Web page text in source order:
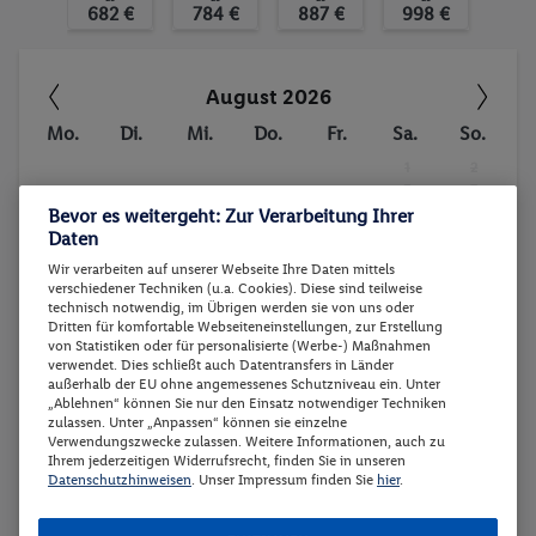
Urlaub am Gardasee. Der Parco delle Fontanelle ist ein
vielen Touristen übersehen wird. Dieser Park bietet
eine ruhige Oase der Erholung, umgeben von üppiger
Vegetation und alten Bäumen.
Ob die Reise trotzdem Ihren individuellen Bedürfnissen
Flex-Option zu buchbar ab € 29.-
CIN-Code: IT017187B15DHW5SCZ
Zu diesem Angebot können Sie gegen eine Gebühr von €
29.- pro Person. unseren Flex-Tarif als Zusatzleistung
hinzubuchen. Mit dem Flex-Tarif können Sie Ihre gebuchte
Reise bis 22 Tage vor Anreise kostenlos stornieren oder
Reisebuchung telefonisch mit dem Code FLEX29 oder kann
682 € 784 € 887 € 998 €
August 2026
Mo. Di. Mi. Do. Fr. Sa. So.
-
-
3
4 5 6 7 8
10
-
11
-
12
-
13
-
14
-
15
-
17
-
18
-
19
-
20
-
21
734 €
22
ab
726 €
24
ab
682 €
25
-
26
-
27
-
28
- -
Bevor es weitergeht: Zur Verarbeitung Ihrer
Daten
Wir verarbeiten auf unserer Webseite Ihre Daten mittels
verschiedener Techniken (u.a. Cookies). Diese sind teilweise
technisch notwendig, im Übrigen werden sie von uns oder
Dritten für komfortable Webseiteneinstellungen, zur Erstellung
von Statistiken oder für personalisierte (Werbe-) Maßnahmen
verwendet. Dies schließt auch Datentransfers in Länder
außerhalb der EU ohne angemessenes Schutzniveau ein. Unter
„Ablehnen“ können Sie nur den Einsatz notwendiger Techniken
zulassen. Unter „Anpassen“ können sie einzelne
Verwendungszwecke zulassen. Weitere Informationen, auch zu
Ihrem jederzeitigen Widerrufsrecht, finden Sie in unseren
Datenschutzhinweisen. Unser Impressum finden Sie hier.